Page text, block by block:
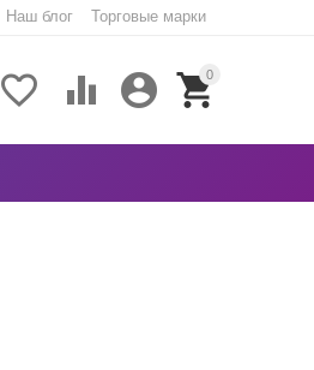
Наш блог Торговые марки
0


 